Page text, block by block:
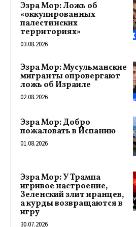
Эзра Мор: Ложь об
«оккупированных
палестинских
территориях»
03.08.2026
Эзра Мор: Мусульманские
мигранты опровергают
ложь об Израиле
02.08.2026
Эзра Мор: Добро
пожаловать в Испанию
01.08.2026
Эзра Мор: У Трампа
игривое настроение,
Зеленский злит иранцев,
а курды возвращаются в
игру
30.07.2026